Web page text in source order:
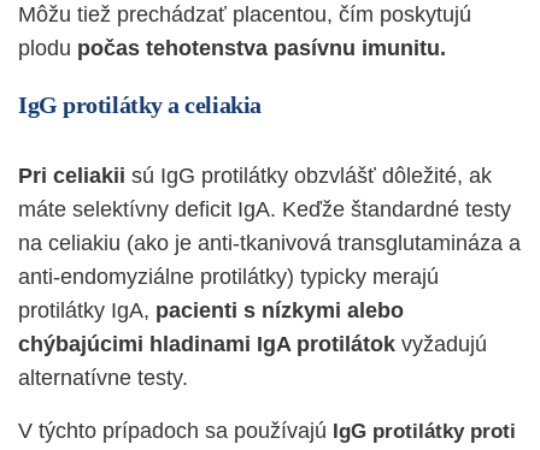
Môžu tiež prechádzať placentou, čím poskytujú
plodu počas tehotenstva pasívnu imunitu.
IgG protilátky a celiakia
Pri celiakii sú IgG protilátky obzvlášť dôležité, ak
máte selektívny deficit IgA. Keďže štandardné testy
na celiakiu (ako je anti-tkanivová transglutamináza a
anti-endomyziálne protilátky) typicky merajú
protilátky IgA, pacienti s nízkymi alebo
chýbajúcimi hladinami IgA protilátok vyžadujú
alternatívne testy.
V týchto prípadoch sa používajú IgG protilátky proti